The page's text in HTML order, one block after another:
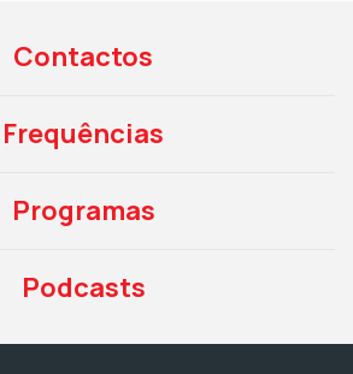
Contactos
Frequências
Programas
Podcasts